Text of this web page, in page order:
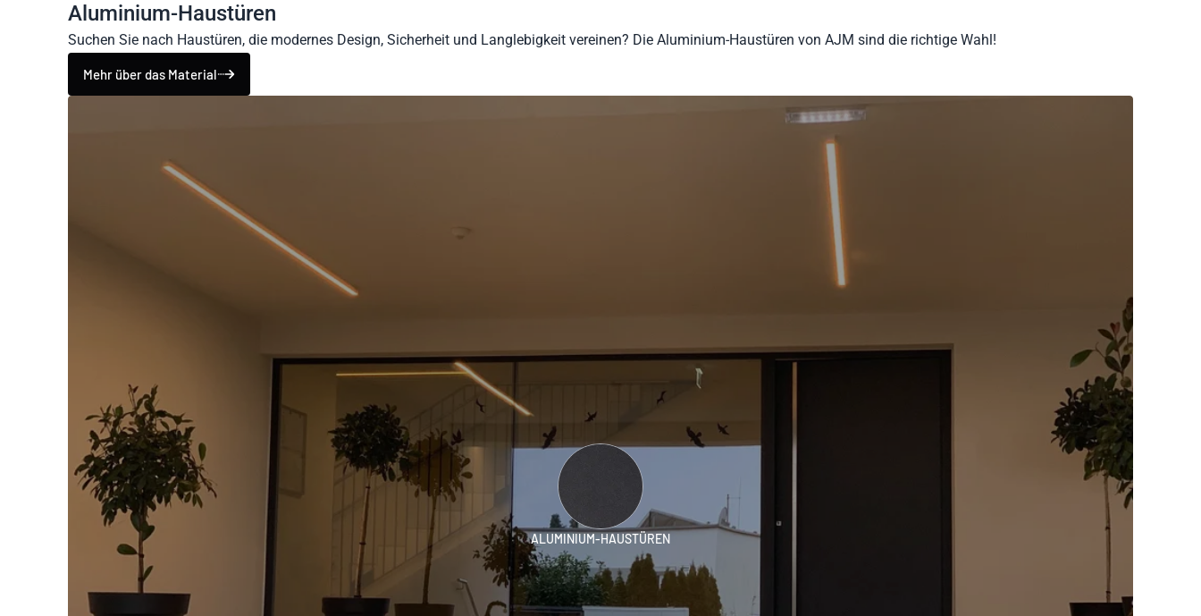
Aluminium-Haustüren
Suchen Sie nach Haustüren, die modernes Design, Sicherheit und Langlebigkeit vereinen? Die Aluminium-Haustüren von AJM sind die richtige Wahl!
Mehr über das Material
ALUMINIUM-HAUSTÜREN